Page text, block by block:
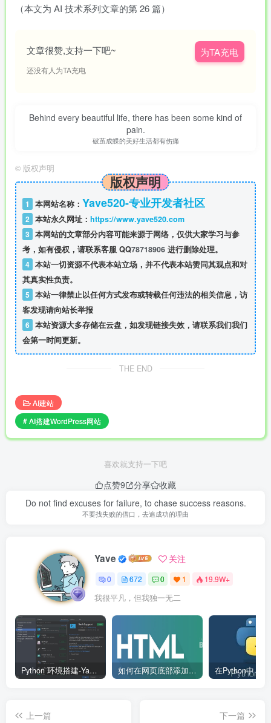
（本文为 AI 技术系列文章的第 26 篇）
文章很赞,支持一下吧~
还没有人为TA充电
为TA充电
Behind every beautiful life, there has been some kind of
pain.
破茧成蝶的美好生活都有伤痛
© 版权声明
版权声明
1 本网站名称： Yave520-专业开发者社区
2 本站永久网址： https://www.yave520.com
3 本网站的文章部分内容可能来源于网络，仅供大家学习与参
考，如有侵权，请联系客服 QQ78718906 进行删除处理。
4 本站一切资源不代表本站立场，并不代表本站赞同其观点和对
其真实性负责。
5 本站一律禁止以任何方式发布或转载任何违法的相关信息，访
客发现请向站长举报
6 本站资源大多存储在云盘，如发现链接失效，请联系我们我们
会第一时间更新。
THE END
AI建站
# AI搭建WordPress网站
喜欢就支持一下吧
点赞9 分享
收藏
Do not find excuses for failure, to chase success reasons.
不要找失败的借口，去追成功的理由
Yave 关注
0 672 0 1 19.9W+
我很平凡，但我独一无二
Python 环境搭建-Yave520-专业开发者社区 如何在网页底部添加版权信息？
上一篇
下一篇